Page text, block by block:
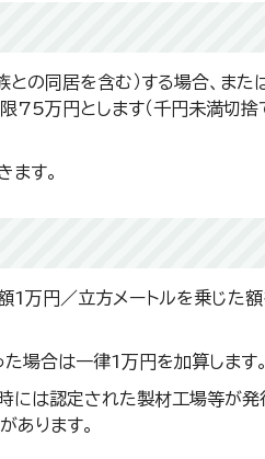
の同居を含む）する場合、また
万円とします（千円未満切捨て
す。
万円／立方メートルを乗じた
場合は一律1万円を加算します。
には認定された製材工場等が
あります。